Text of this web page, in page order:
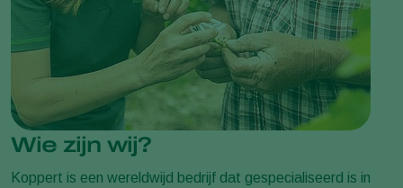
Wie zijn wij?
Koppert is een wereldwijd bedrijf dat gespecialiseerd is in